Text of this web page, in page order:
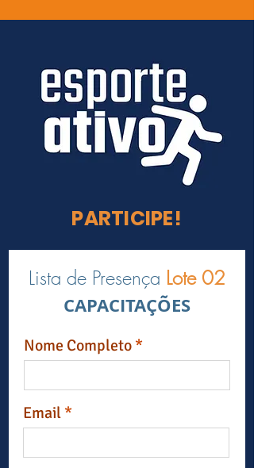
PARTICIPE!
Lista de Presença Lote 02
CAPACITAÇÕES
Nome Completo
Email